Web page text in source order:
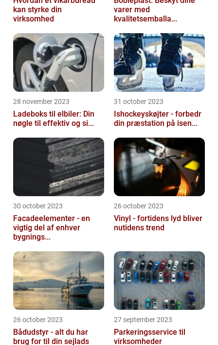
kan styrke din
virksomhed
varer med
kvalitetsemballa...
28 november 2023
Ladeboks til elbiler: Din
nøgle til effektiv og si...
31 october 2023
Ishockeyskøjter - forbedr
din præstation på isen...
30 october 2023
Facadeelementer - en
vigtig del af enhver
bygnings...
26 october 2023
Vinyl - fortidens lyd bliver
nutidens trend
26 october 2023
Bådudstyr - alt du har
brug for til din sejlads
27 september 2023
Parkeringsservice til
virksomheder